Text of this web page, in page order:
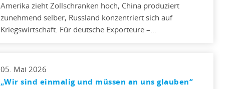
Amerika zieht Zollschranken hoch, China produziert
zunehmend selber, Russland konzentriert sich auf
Kriegswirtschaft. Für deutsche Exporteure –…
05. Mai 2026
„Wir sind einmalig und müssen an uns glauben“